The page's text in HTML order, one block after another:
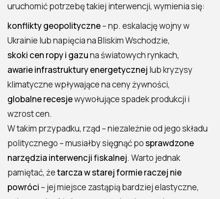
uruchomić potrzebę takiej interwencji, wymienia się:
konflikty geopolityczne– np. eskalację wojny w
Ukrainie lub napięcia na Bliskim Wschodzie,
skoki cen ropy i gazuna światowych rynkach,
awarie infrastruktury energetycznej lub kryzysy
klimatyczne wpływające na ceny żywności,
globalne recesjewywołujące spadek produkcji i
wzrost cen.
W takim przypadku, rząd – niezależnie od jego składu
politycznego – musiałby sięgnąć posprawdzone
narzędzia interwencji fiskalnej. Warto jednak
pamiętać, żetarcza w starej formie raczej nie
powróci – jej miejsce zastąpią bardziej elastyczne,